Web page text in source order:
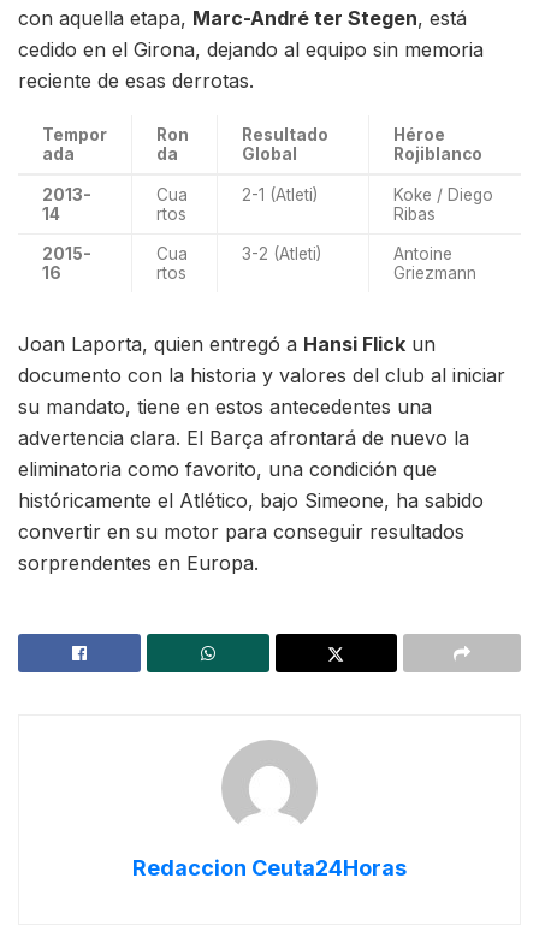
con aquella etapa, Marc-André ter Stegen, está
cedido en el Girona, dejando al equipo sin memoria
reciente de esas derrotas.
Tempor
ada
Ron
da
Resultado
Global
Héroe
Rojiblanco
2013-
14
Cua
rtos
2-1 (Atleti)
Koke / Diego
Ribas
2015-
16
Cua
rtos
3-2 (Atleti)
Antoine
Griezmann
Joan Laporta, quien entregó a Hansi Flick un
documento con la historia y valores del club al iniciar
su mandato, tiene en estos antecedentes una
advertencia clara. El Barça afrontará de nuevo la
eliminatoria como favorito, una condición que
históricamente el Atlético, bajo Simeone, ha sabido
convertir en su motor para conseguir resultados
sorprendentes en Europa.
Redaccion Ceuta24Horas